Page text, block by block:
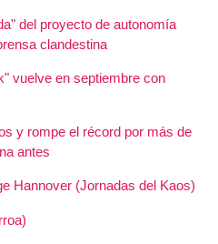
del proyecto de autonomía
clandestina
vuelve en septiembre con
y rompe el récord por más de
antes
Hannover (Jornadas del Kaos)